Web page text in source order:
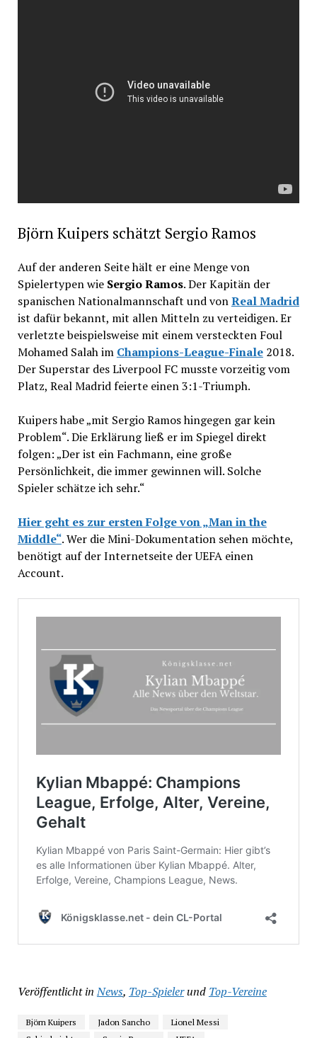
Björn Kuipers schätzt Sergio Ramos
Auf der anderen Seite hält er eine Menge von
Spielertypen wie Sergio Ramos. Der Kapitän der
spanischen Nationalmannschaft und vonReal Madrid
ist dafür bekannt, mit allen Mitteln zu verteidigen. Er
verletzte beispielsweise mit einem versteckten Foul
Mohamed Salah im Champions-League-Finale2018.
Der Superstar des Liverpool FC musste vorzeitig vom
Platz, Real Madrid feierte einen 3:1-Triumph.
Kuipers habe „mit Sergio Ramos hingegen gar kein
Problem“. Die Erklärung ließ er im Spiegel direkt
folgen: „Der ist ein Fachmann, eine große
Persönlichkeit, die immer gewinnen will. Solche
Spieler schätze ich sehr.“
Hier geht es zur ersten Folge von „Man in the
Middle“. Wer die Mini-Dokumentation sehen möchte,
benötigt auf der Internetseite der UEFA einen
Account.
Veröffentlicht in News, Top-Spielerund Top-Vereine
Björn Kuipers Jadon Sancho
Lionel Messi